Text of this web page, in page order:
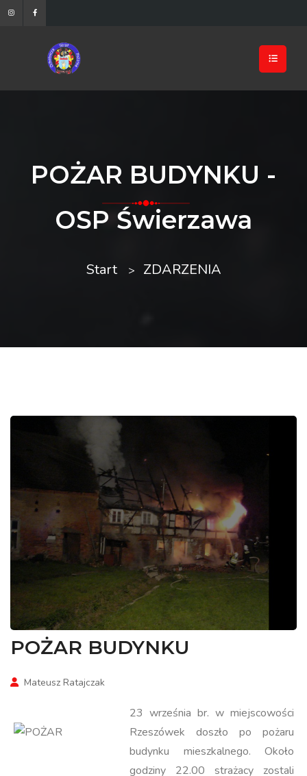
POŻAR BUDYNKU -
OSP Świerzawa
Start ZDARZENIA
POŻAR BUDYNKU
Mateusz Ratajczak
23 września br. w miejscowości
Rzeszówek doszło po pożaru
budynku mieszkalnego. Około
godziny 22.00 strażacy zostali